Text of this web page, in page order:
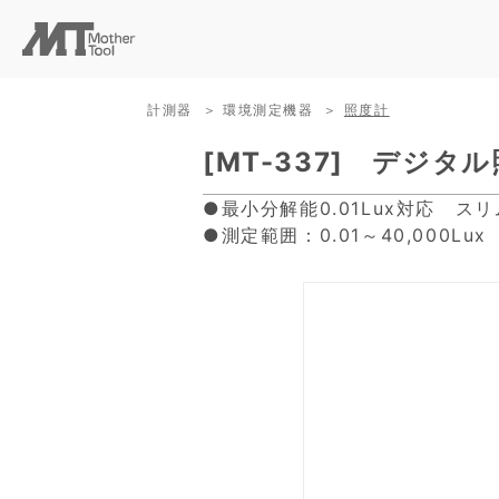
計測器 環境測定機器 照度計
[MT-337] デジタル
●最小分解能0.01Lux対応 スリ
●測定範囲：0.01～40,000Lux